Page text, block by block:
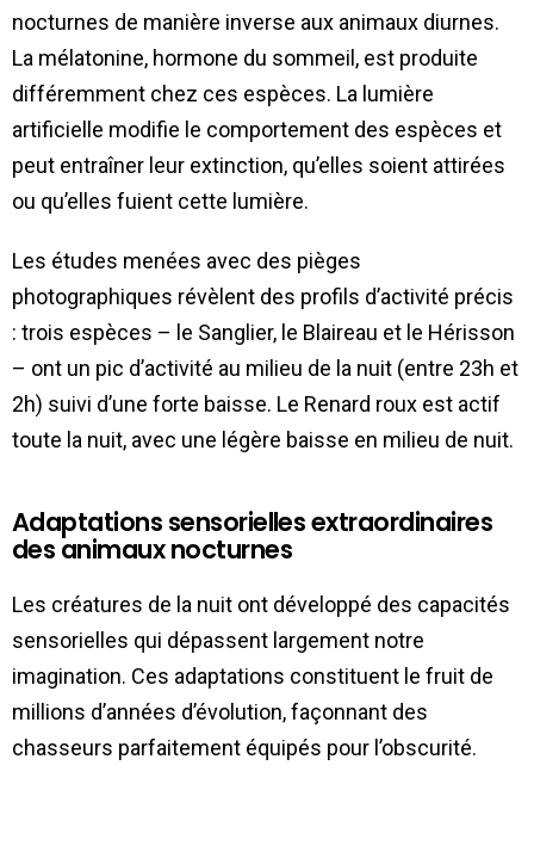
nocturnes de manière inverse aux animaux diurnes.
La mélatonine, hormone du sommeil, est produite
différemment chez ces espèces. La lumière
artificielle modifie le comportement des espèces et
peut entraîner leur extinction, qu’elles soient attirées
ou qu’elles fuient cette lumière.
Les études menées avec des pièges
photographiques révèlent des profils d’activité précis
: trois espèces – le Sanglier, le Blaireau et le Hérisson
– ont un pic d’activité au milieu de la nuit (entre 23h et
2h) suivi d’une forte baisse. Le Renard roux est actif
toute la nuit, avec une légère baisse en milieu de nuit.
Adaptations sensorielles extraordinaires
des animaux nocturnes
Les créatures de la nuit ont développé des capacités
sensorielles qui dépassent largement notre
imagination. Ces adaptations constituent le fruit de
millions d’années d’évolution, façonnant des
chasseurs parfaitement équipés pour l’obscurité.